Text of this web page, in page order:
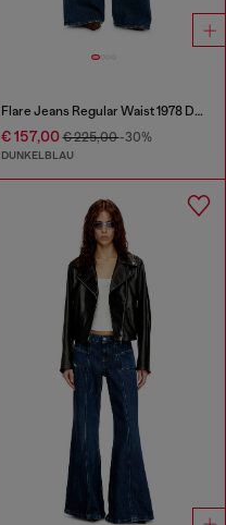
Flare Jeans Regular Waist 1978 D-Akemi
€ 157,00€ 225,00-30%
DUNKELBLAU